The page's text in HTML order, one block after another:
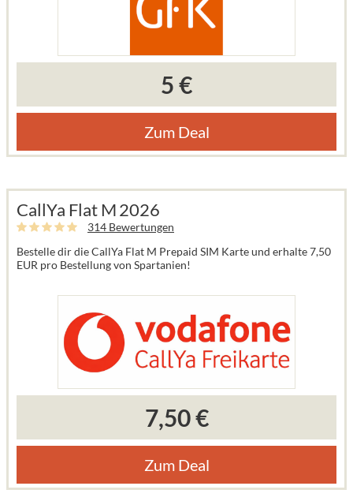
5 €
Zum Deal
CallYa Flat M 2026
314 Bewertungen
Bestelle dir die CallYa Flat M Prepaid SIM Karte und erhalte 7,50
EUR pro Bestellung von Spartanien!
7,50 €
Zum Deal